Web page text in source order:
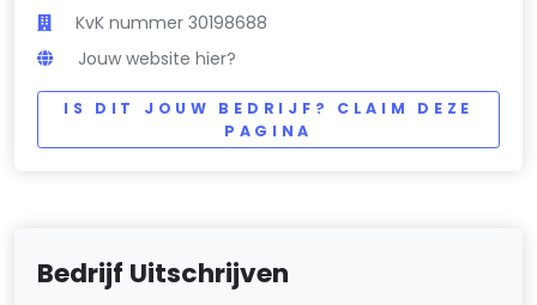
KvK nummer 30198688
Jouw website hier?
IS DIT JOUW BEDRIJF? CLAIM DEZE
PAGINA
Bedrijf Uitschrijven